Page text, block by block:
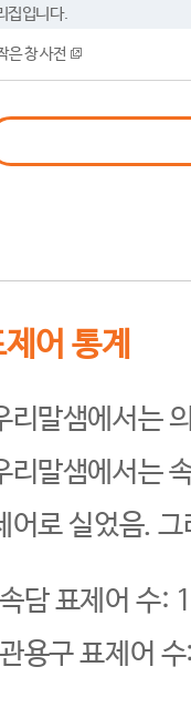
집입니다.
은 창 사전
어 통계
리말샘에서는
리말샘에서는
어로 실었음.
속담 표제어 수:
관용구 표제어